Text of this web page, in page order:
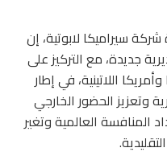
سيراميكا لابوتية، إن
جديدة، مع التركيز على
اللاتينية، في إطار
وتعزيز الحضور الخارجي
المنافسة العالمية وتغير